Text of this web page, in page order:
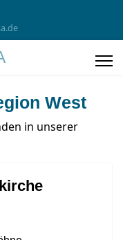
West
in unserer